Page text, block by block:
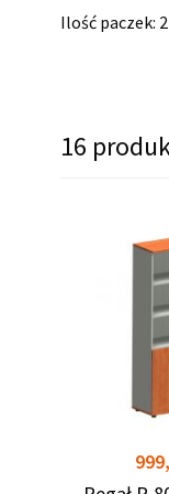
Ilość paczek: 2
16